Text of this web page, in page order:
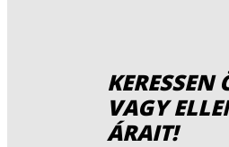
VAGY
ÁRAIT!